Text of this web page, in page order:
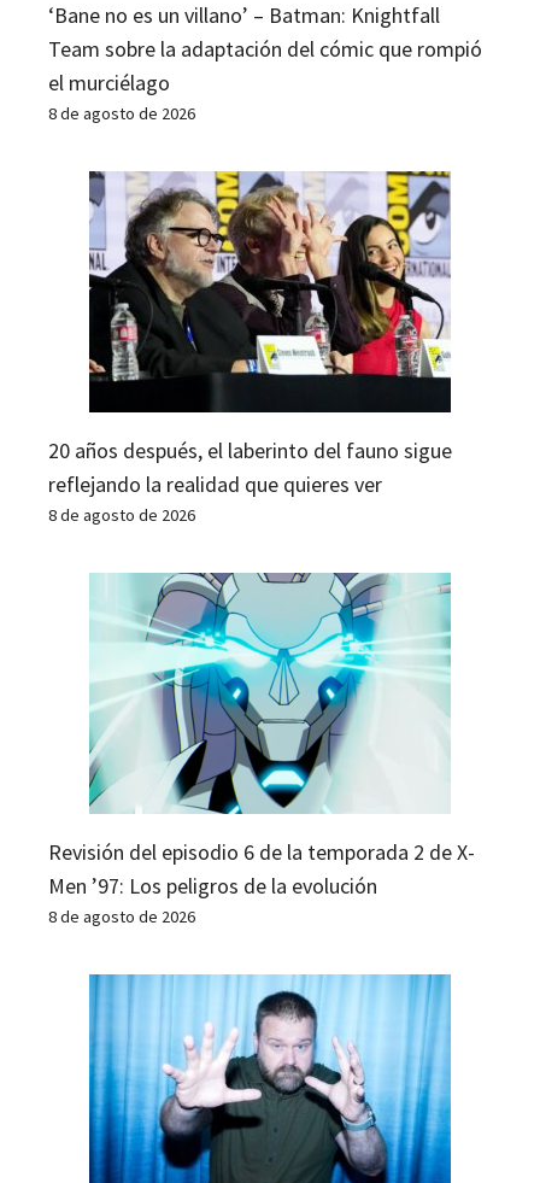
‘Bane no es un villano’ – Batman: Knightfall
Team sobre la adaptación del cómic que rompió
el murciélago
8 de agosto de 2026
20 años después, el laberinto del fauno sigue
reflejando la realidad que quieres ver
8 de agosto de 2026
Revisión del episodio 6 de la temporada 2 de X-
Men ’97: Los peligros de la evolución
8 de agosto de 2026